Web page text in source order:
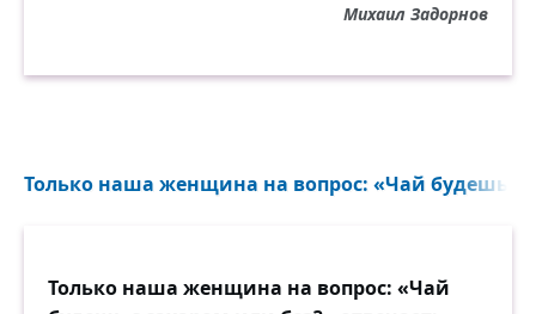
Михаил Задорнов
Только наша женщина на вопрос: «Чай будешь с
Только наша женщина на вопрос: «Чай